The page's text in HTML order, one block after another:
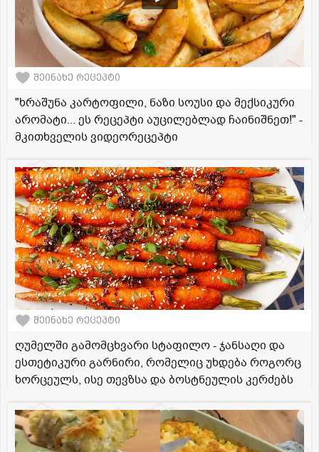
შეინახე რეცეპტი
"ხრაშუნა კარტოფილი, ნაზი სოუსი და მექსიკური
არომატი... ეს რეცეპტი აუცილებლად ჩაინიშნეთ!" -
მკითხველის ვიდეორეცეპტი
შეინახე რეცეპტი
ღუმელში გამომცხვარი სტაფილო - ჯანსაღი და
ესთეტიკური გარნირი, რომელიც უხდება როგორც
ხორცეულს, ისე თევზსა და ბოსტნეულის კერძებს